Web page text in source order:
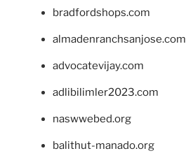
bradfordshops.com
almadenranchsanjose.com
advocatevijay.com
adlibilimler2023.com
naswwebed.org
balithut-manado.org